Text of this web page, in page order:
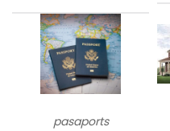
pasaports